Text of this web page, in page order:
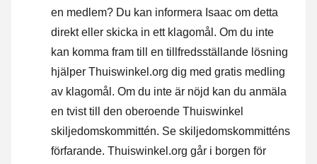
en medlem? Du kan informera Isaac om detta
direkt eller skicka in ett klagomål . Om du inte
kan komma fram till en tillfredsställande lösning
hjälper Thuiswinkel.org dig med gratis medling
av klagomål. Om du inte är nöjd kan du anmäla
en tvist till den oberoende Thuiswinkel
skiljedomskommittén. Se skiljedomskommitténs
förfarande. Thuiswinkel.org går i borgen för